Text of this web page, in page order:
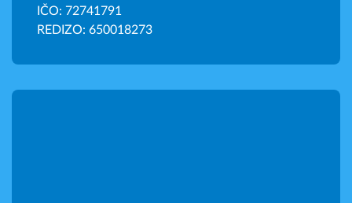
IČO: 72741791
REDIZO: 650018273